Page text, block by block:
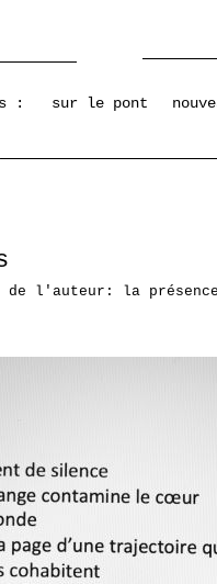
: sur le pont
de l'auteur: la